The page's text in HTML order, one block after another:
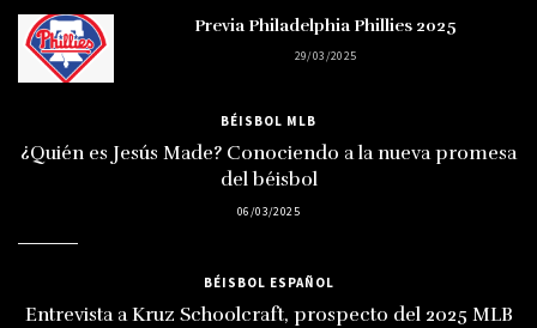
Previa Philadelphia Phillies 2025
29/03/2025
BÉISBOL MLB
¿Quién es Jesús Made? Conociendo a la nueva promesa
del béisbol
06/03/2025
BÉISBOL ESPAÑOL
Entrevista a Kruz Schoolcraft, prospecto del 2025 MLB